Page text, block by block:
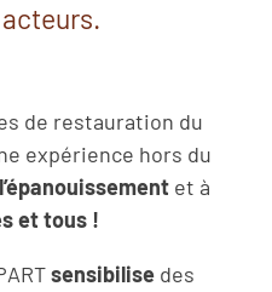
acteurs.
de restauration du
expérience hors du
l’épanouissement et à
et tous !
sensibilise des